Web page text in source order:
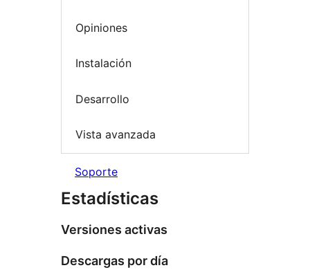
Opiniones
Instalación
Desarrollo
Vista avanzada
Soporte
Estadísticas
Versiones activas
Descargas por día